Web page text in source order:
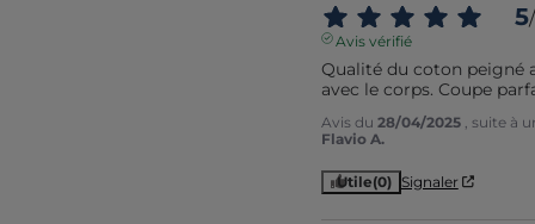
5/
Avis vérifié
Qualité du coton peigné
avec le corps. Coupe
Avis du 28/04/2025
, suite à
Flavio A.
Utile(0) Signaler